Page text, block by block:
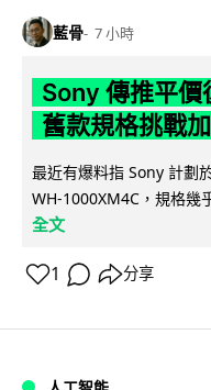
藍骨 7 小時
Sony 傳推平
舊款規格挑戰
最近有爆料指 Sony 計劃
WH-1000XM4C，規格幾
全文
1 分享